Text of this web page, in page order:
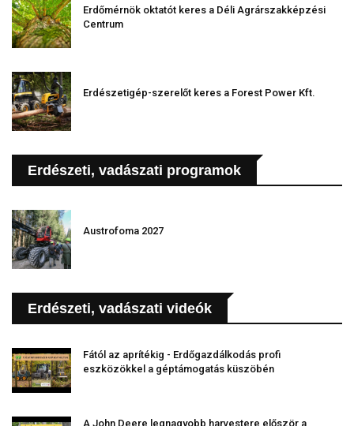
Erdőmérnök oktatót keres a Déli Agrárszakképzési
Centrum
Erdészetigép-szerelőt keres a Forest Power Kft.
Erdészeti, vadászati programok
Austrofoma 2027
Erdészeti, vadászati videók
Fától az aprítékig - Erdőgazdálkodás profi
eszközökkel a géptámogatás küszöbén
A John Deere legnagyobb harvestere először a